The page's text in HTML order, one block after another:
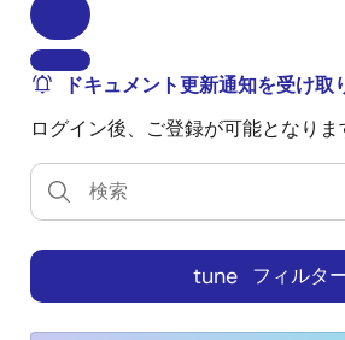
ドキュメント更新通知を受け取
ログイン後、ご登録が可能となりま
tune フィルタ